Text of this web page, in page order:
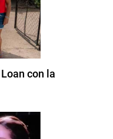
con la